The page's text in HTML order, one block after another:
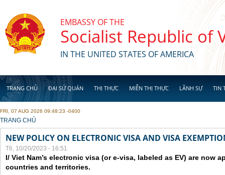
EMBASSY OF THE
Socialist Republic of
IN THE UNITED STATES OF AMERICA
TRANG CHỦ ĐẠI SỨ QUÁN THỊ THỰC MIỄN THỊ THỰC LÃNH SỰ TIN
FRI, 07 AUG 2026 09:48:23 -0400
YOU ARE HERE
TRANG CHỦ
NEW POLICY ON ELECTRONIC VISA AND VISA
T6, 10/20/2023 - 16:51
I/ Viet Nam’s electronic visa (or e-visa, labeled as EV) are now
countries and territories.